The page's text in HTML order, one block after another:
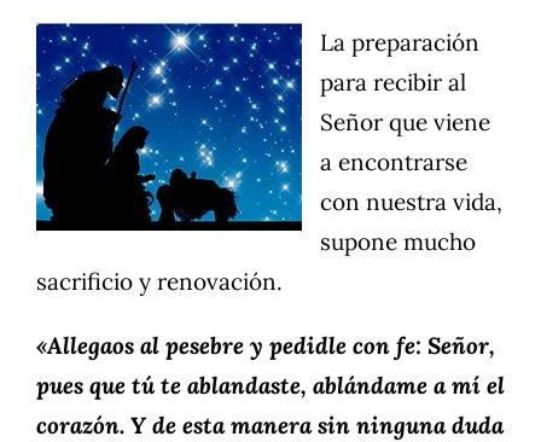
La preparación
para recibir al
Señor que viene
a encontrarse
con nuestra vida,
supone mucho
sacrificio y renovación.
«Allegaos al pesebre y pedidle con fe: Señor,
pues que tú te ablandaste, ablándame a mí el
corazón. Y de esta manera sin ninguna duda